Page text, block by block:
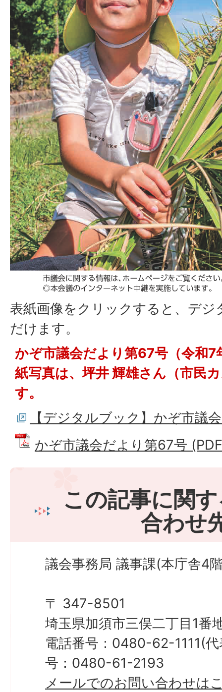
表紙画像をクリックすると、デ
だけます。
かぞ市議会だより第67号（令和7
紙写真は、坪井 輝雄さん（市民
す。
【デジタルブック】かぞ市議
かぞ市議会だより第67号
この記事に関
合わせ
議会事務局 議事課(本庁舎4
〒 347-8501
埼玉県加須市三俣二丁目1番
電話番号：0480-62-1111(
号：0480-61-2193
メールでのお問い合わせは